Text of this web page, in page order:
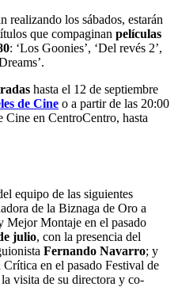
realizando los sábados, estarán
que compaginan películas
: ‘Los Goonies’, ‘Del revés 2’,
hasta el 12 de septiembre
de Cine o a partir de las 20:00
Cine en CentroCentro, hasta
equipo de las siguientes
de la Biznaga de Oro a
Montaje en el pasado
julio, con la presencia del
Fernando Navarro; y
en el pasado Festival de
visita de su directora y co-